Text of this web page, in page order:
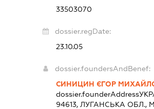
33503070
dossier.regDate:
23.10.05
dossier.foundersAndBenef:
СИНИЦИН ЄГОР
dossier.founderAddress
94613, ЛУГАНСЬКА ОБЛ.,